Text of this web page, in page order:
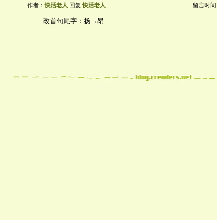
作者：快活老人 回复快活老人 留言时间
改首句尾字：扬→昂